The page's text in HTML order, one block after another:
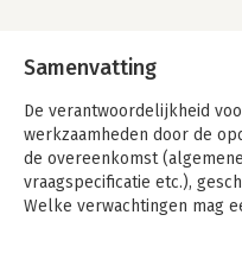
Samenvatting
De verantwoordelijkheid
werkzaamheden door de
de overeenkomst
vraagspecificatie etc.),
Welke verwachtingen mag